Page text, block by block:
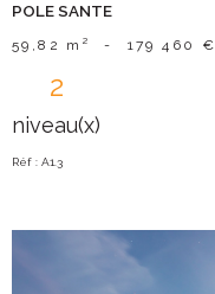
POLE SANTE
59,82 m² - 179 460 €
2
niveau(x)
Réf : A1.3